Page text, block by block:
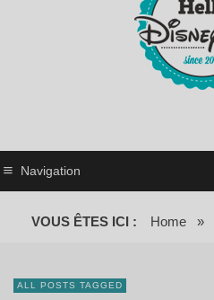
Navigation
VOUS ÊTES ICI : Home »
ALL POSTS TAGGED